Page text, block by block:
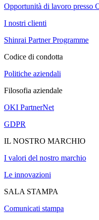
Opportunità di lavoro presso
I nostri clienti
Shinrai Partner Programme
Codice di condotta
Politiche aziendali
Filosofia aziendale
OKI PartnerNet
GDPR
IL NOSTRO MARCHIO
I valori del nostro marchio
Le innovazioni
SALA STAMPA
Comunicati stampa